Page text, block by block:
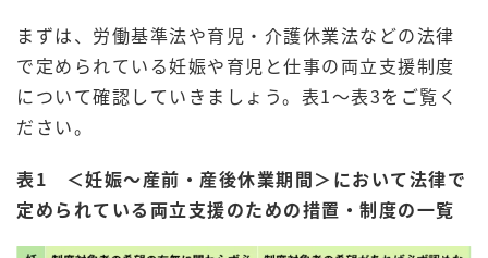
まずは、労働基準法や育児・介護休業法などの法律
で定められている妊娠や育児と仕事の両立支援制度
について確認していきましょう。表1～表3をご覧く
ださい。
表1 ＜妊娠～産前・産後休業期間＞において法律で
定められている両立支援のための措置・制度の一覧